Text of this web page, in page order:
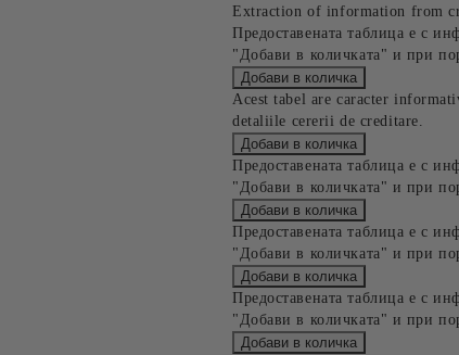
Extraction of information from
Предоставената таблица е с
"Добави в количката" и при
Acest tabel are caracter
detaliile cererii de creditare.
Предоставената таблица е с
"Добави в количката" и при
Предоставената таблица е с
"Добави в количката" и при
Предоставената таблица е с
"Добави в количката" и при